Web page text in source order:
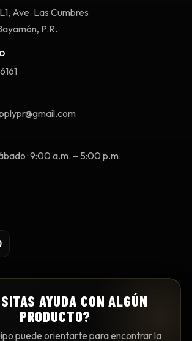
Ave. Las Cumbres
P.R.
· 9:00 a.m. – 5:00 p.m.
AYUDA CON ALGÚN
PRODUCTO?
puede orientarte para encontrar la